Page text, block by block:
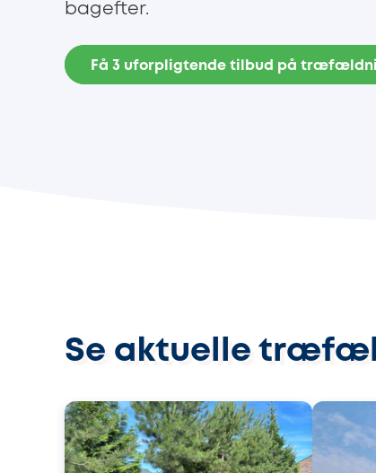
bagefter.
Få 3 uforpligtende tilbud på
Se aktuelle